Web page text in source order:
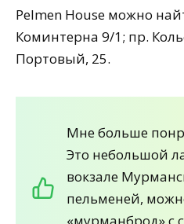
Pelmen House можно
Коминтерна 9/1; пр.
Портовый, 25.
Мне больше
Это небольшой
вокзале
пельменей,